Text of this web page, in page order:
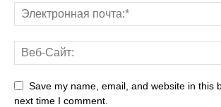
Save my name, email, and website in this
next time I comment.